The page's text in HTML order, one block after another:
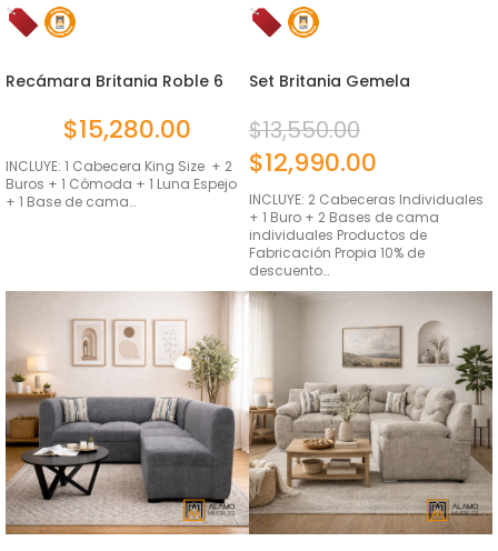
Recámara Britania Roble 6
$15,280.00
INCLUYE: 1 Cabecera King Size + 2
Buros + 1 Cómoda + 1 Luna Espejo
+ 1 Base de cama…
Set Britania Gemela
$13,550.00
$12,990.00
INCLUYE: 2 Cabeceras Individuales
+ 1 Buro + 2 Bases de cama
individuales Productos de
Fabricación Propia 10% de
descuento…